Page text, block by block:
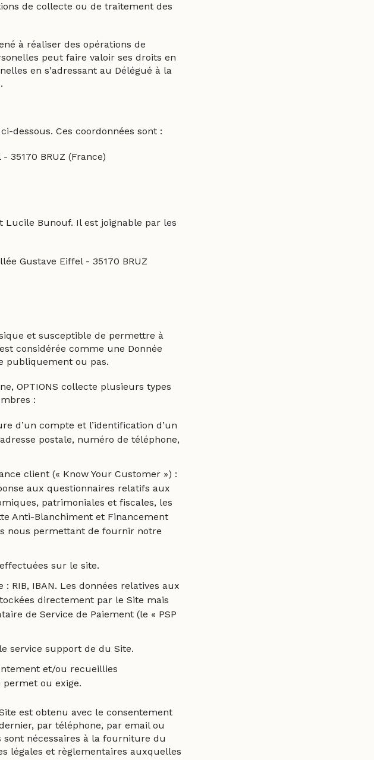
de collecte ou de traitement des
à réaliser des opérations de
peut faire valoir ses droits en
en s'adressant au Délégué à la
dessous. Ces coordonnées sont :
35170 BRUZ (France)
Lucile Bunouf. Il est joignable par les
Gustave Eiffel - 35170 BRUZ
et susceptible de permettre à
considérée comme une Donnée
publiquement ou pas.
OPTIONS collecte plusieurs types
:
d’un compte et l’identification d’un
postale, numéro de téléphone,
client (« Know Your Customer ») :
aux questionnaires relatifs aux
patrimoniales et fiscales, les
Anti-Blanchiment et Financement
nous permettant de fournir notre
sur le site.
RIB, IBAN. Les données relatives aux
directement par le Site mais
de Service de Paiement (le « PSP
service support de du Site.
et/ou recueillies
ou exige.
est obtenu avec le consentement
par téléphone, par email ou
nécessaires à la fourniture du
légales et règlementaires auxquelles